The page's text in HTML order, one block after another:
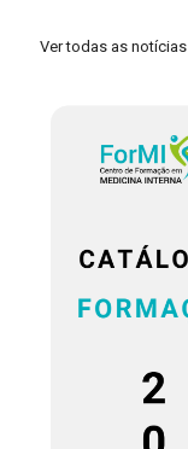
Ver todas as notícias